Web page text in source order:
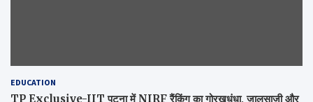
EDUCATION
TP Exclusive-IIT पटना में NIRF रैंकिंग का गोरखधंधा, जालसाजी और